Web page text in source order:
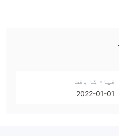
قیام کا وقت
2022-01-01